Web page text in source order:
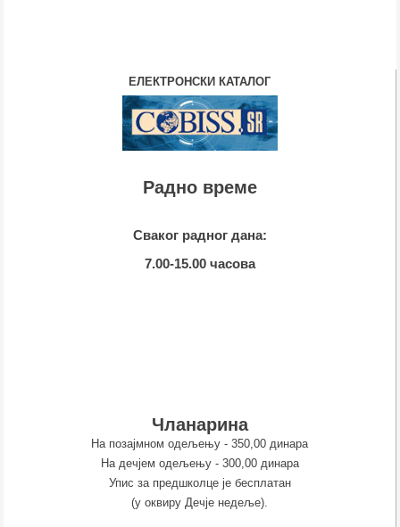
ЕЛЕКТРОНСКИ КАТАЛОГ
Радно време
Сваког радног дана:
7.00-15.00 часова
Чланарина
На позајмном одељењу - 350,00 динара
На дечјем одељењу - 300,00 динара
Упис за предшколце је бесплатан
(у оквиру Дечје недеље).